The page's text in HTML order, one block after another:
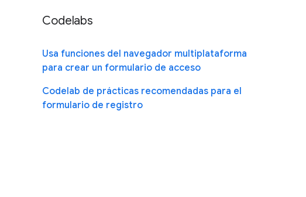
Codelabs
Usa funciones del navegador multiplataforma
para crear un formulario de acceso
Codelab de prácticas recomendadas para el
formulario de registro